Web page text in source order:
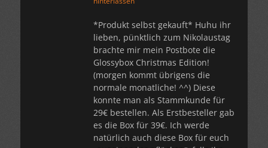
*Produkt selbst gekauft* Huhu ihr
lieben, pünktlich zum Nikolaustag
brachte mir mein Postbote die
Glossybox Christmas Edition!
(morgen kommt übrigens die
normale monatliche! ^^) Diese
konnte man als Stammkunde für
29€ bestellen. Als Erstbesteller gab
es die Box für 39€. Ich werde
natürlich auch diese Box für euch